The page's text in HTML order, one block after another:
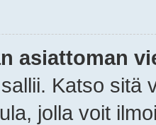
asiattoman
Katso sitä
jolla voit